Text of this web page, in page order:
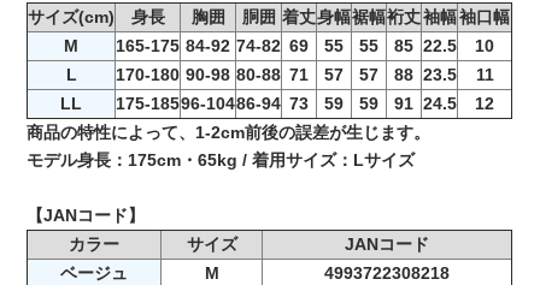
サイズ(cm)
身長 胸囲 胴囲 着丈身幅裾幅裄丈袖幅袖口幅
M
165-175 84-92 74-82 69 55 55 85 22.5
10
L
170-180 90-98 80-88 71 57 57 88 23.5
11
LL
175-18596-10486-94 73 59 59 91 24.5
12
商品の特性によって、1-2cm前後の誤差が生じます。
モデル身長：175cm・65kg / 着用サイズ：Lサイズ
【JANコード】
カラー
サイズ
JANコード
ベージュ
M
4993722308218